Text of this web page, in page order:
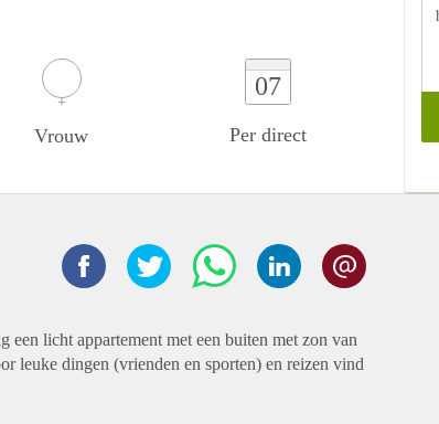
Vrouw
07
Per direct
licht appartement met een buiten met zon van
leuke dingen (vrienden en sporten) en reizen vind